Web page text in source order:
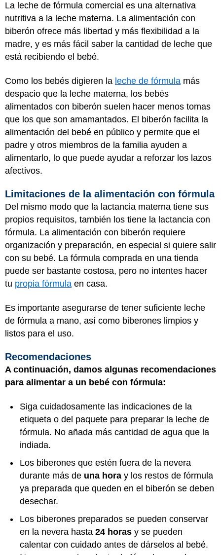
La leche de fórmula comercial es una alternativa
nutritiva a la leche materna. La alimentación con
biberón ofrece más libertad y más flexibilidad a la
madre, y es más fácil saber la cantidad de leche que
está recibiendo el bebé.
Como los bebés digieren la leche de fórmula más
despacio que la leche materna, los bebés
alimentados con biberón suelen hacer menos tomas
que los que son amamantados. El biberón facilita la
alimentación del bebé en público y permite que el
padre y otros miembros de la familia ayuden a
alimentarlo, lo que puede ayudar a reforzar los lazos
afectivos.
Limitaciones de la alimentación con fórmula
Del mismo modo que la lactancia materna tiene sus
propios requisitos, también los tiene la lactancia con
fórmula. La alimentación con biberón requiere
organización y preparación, en especial si quiere salir
con su bebé. La fórmula comprada en una tienda
puede ser bastante costosa, pero no intentes hacer
tu propia fórmula en casa.
Es importante asegurarse de tener suficiente leche
de fórmula a mano, así como biberones limpios y
listos para el uso.
Recomendaciones
A continuación, damos algunas recomendaciones
para alimentar a un bebé con fórmula:
Siga cuidadosamente las indicaciones de la
etiqueta o del paquete para preparar la leche de
fórmula. No añada más cantidad de agua que la
indiada.
Los biberones que estén fuera de la nevera
durante más de una hora y los restos de fórmula
ya preparada que queden en el biberón se deben
desechar.
Los biberones preparados se pueden conservar
en la nevera hasta 24 horas y se pueden
calentar con cuidado antes de dárselos al bebé.